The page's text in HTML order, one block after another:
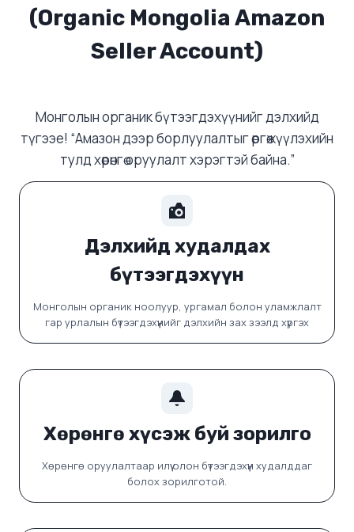
(Organic Mongolia Amazon
Seller Account)
Монголын органик бүтээгдэхүүнийг дэлхийд
түгээе! “Амазон дээр борлуулалтыг өргөжүүлэхийн
тулд хөрөнгө оруулалт хэрэгтэй байна.”
Дэлхийд худалдах
бүтээгдэхүүн
Монголын органик ноолуур, ургамал болон уламжлалт
гар урлалын бүтээгдэхүүнийг дэлхийн зах зээлд хүргэх
Хөрөнгө хүсэж буй зорилго
Хөрөнгө оруулалтаар илүү олон бүтээгдэхүүн худалддаг
болох зорилготой.